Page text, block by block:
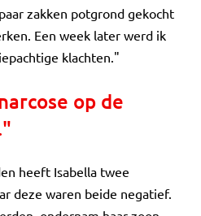
zakken potgrond gekocht
Een week later werd ik
klachten."
op de
heeft Isabella twee
deze waren beide negatief.